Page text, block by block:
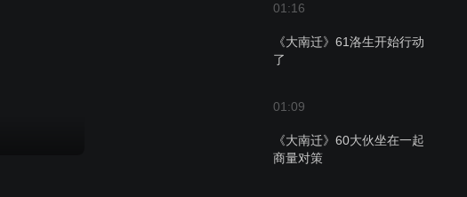
01:16
《大南迁》61洛生开始行动
了
01:09
《大南迁》60大伙坐在一起
商量对策